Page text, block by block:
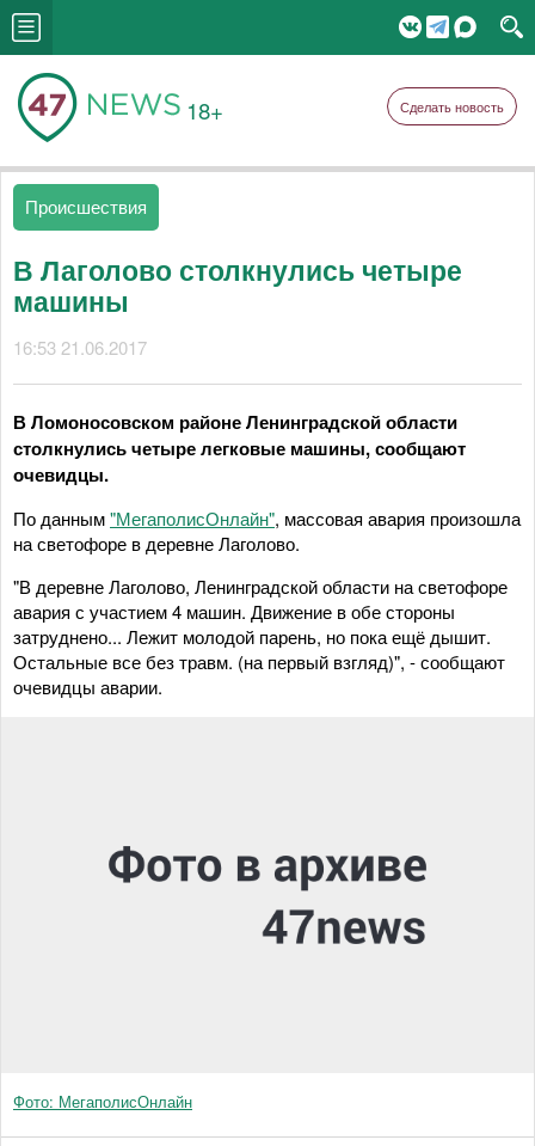
18+ Сделать новость
Происшествия
В Лаголово столкнулись четыре
машины
16:53 21.06.2017
В Ломоносовском районе Ленинградской области
столкнулись четыре легковые машины, сообщают
очевидцы.
По данным"МегаполисОнлайн", массовая авария произошла
на светофоре в деревне Лаголово.
"В деревне Лаголово, Ленинградской области на светофоре
авария с участием 4 машин. Движение в обе стороны
затруднено... Лежит молодой парень, но пока ещё дышит.
Остальные все без травм. (на первый взгляд)", - сообщают
очевидцы аварии.
Фото: МегаполисОнлайн